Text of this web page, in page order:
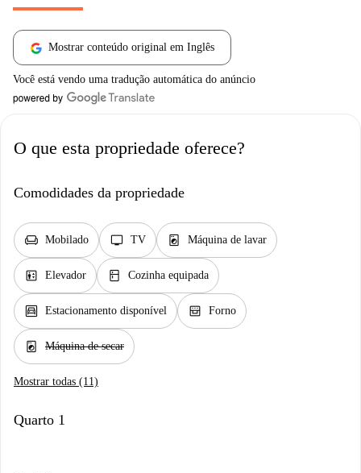
Mostrar conteúdo original em Inglês
Você está vendo uma tradução automática do anúncio
O que esta propriedade oferece?
Comodidades da propriedade
chair Mobilado tv TV local_laundry_service Máquina de lavar
elevator Elevador kitchen Cozinha equipada
garage Estacionamento disponível oven_gen Forno
local_laundry_service Máquina de secar
Mostrar todas (11)
Quarto 1